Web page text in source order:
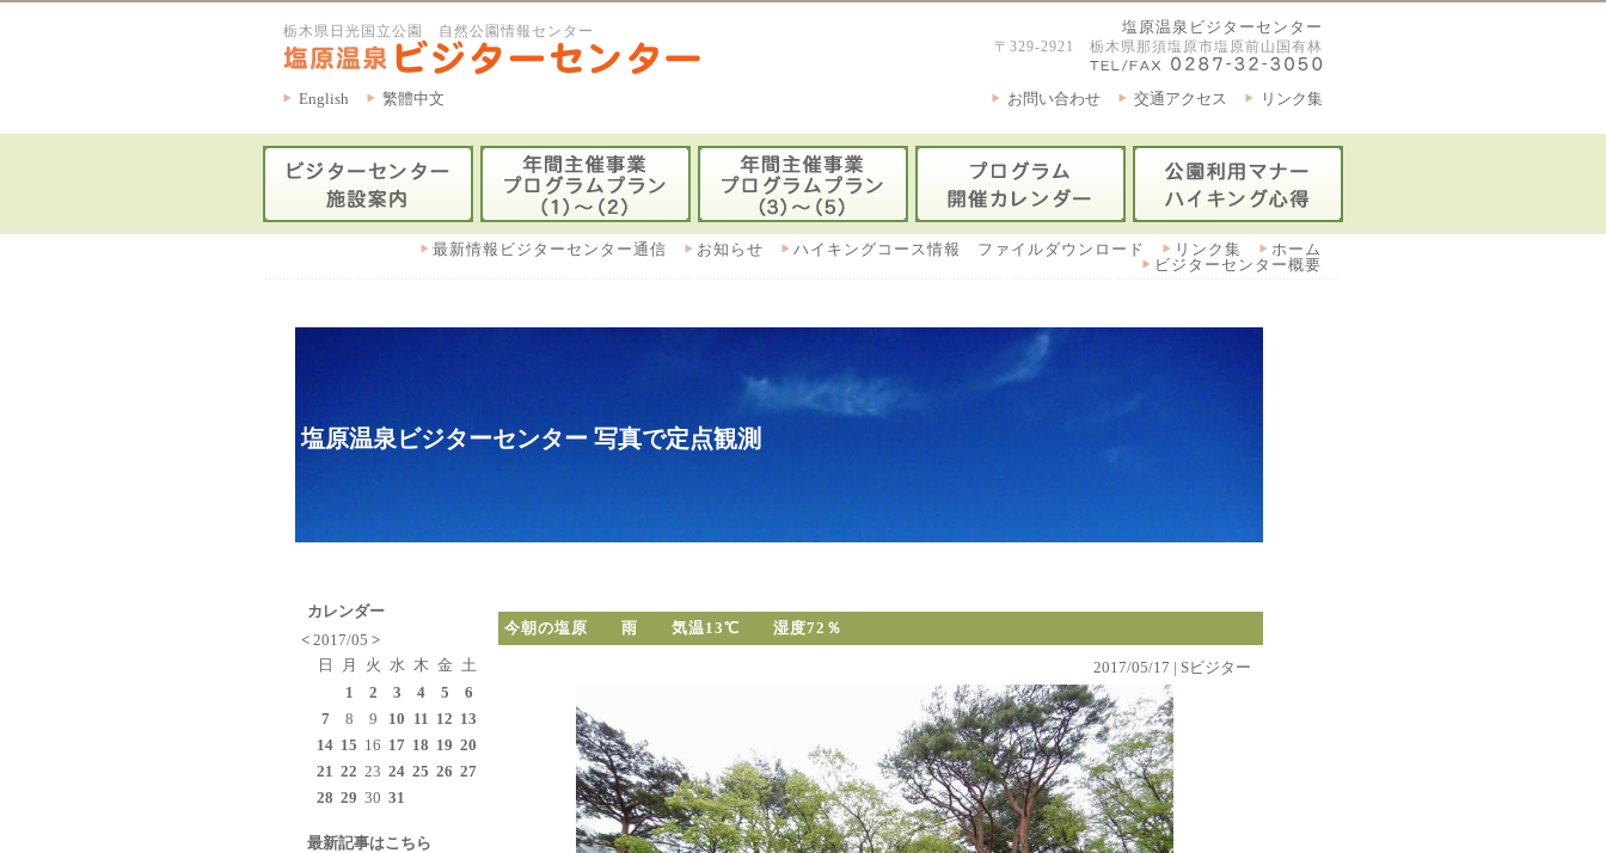
栃木県日光国立公園 自然公園情報センター 塩原温泉ビジターセンター
〒329-2921 栃木県那須塩原市塩原前山国有林
English 繁體中文 リンク集
交通アクセス
お問い合わせ
ホーム
リンク集
ハイキングコース情報 ファイルダウンロード
お知らせ
最新情報ビジターセンター通信
ビジターセンター概要
塩原温泉ビジターセンター 写真で定点観測
今朝の塩原 雨 気温13℃ 湿度72％
2017/05/17 | Sビジター
カレンダー
< 2017/05 >
日
月 火 水 木 金 土
1
2 3 4 5
6
7
8 9 10 11 12 13
14 15 16 17 18 19 20
21 22 23 24 25 26 27
28 29 30 31
最新記事はこちら